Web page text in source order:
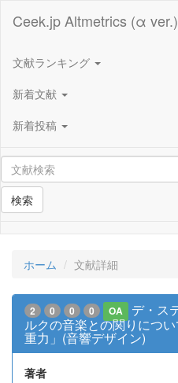
Ceek.jp Altmetrics (α ver.)
文献ランキング
新着文献
新着投稿
検索
ホーム 文献詳細
2 0 0 0 OA
デ・ス
ルクの音楽との関りにつ
重力」(音響デザイン)
著者